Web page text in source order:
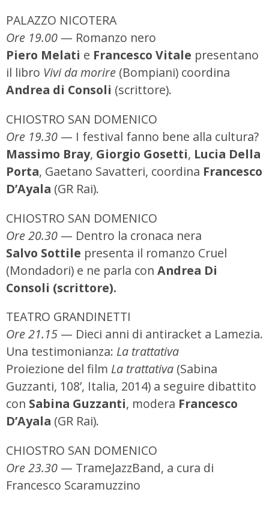
PALAZZO NICOTERA
Ore 19.00 — Romanzo nero
Piero Melati e Francesco Vitale presentano
il libro Vivi da morire (Bompiani) coordina
Andrea di Consoli (scrittore).
CHIOSTRO SAN DOMENICO
Ore 19.30 — I festival fanno bene alla cultura?
Massimo Bray, Giorgio Gosetti, Lucia Della
Porta, Gaetano Savatteri, coordina Francesco
D’Ayala (GR Rai).
CHIOSTRO SAN DOMENICO
Ore 20.30 — Dentro la cronaca nera
Salvo Sottile presenta il romanzo Cruel
(Mondadori) e ne parla con Andrea Di
Consoli (scrittore).
TEATRO GRANDINETTI
Ore 21.15 — Dieci anni di antiracket a Lamezia.
Una testimonianza: La trattativa
Proiezione del film La trattativa (Sabina
Guzzanti, 108’, Italia, 2014) a seguire dibattito
con Sabina Guzzanti, modera Francesco
D’Ayala (GR Rai).
CHIOSTRO SAN DOMENICO
Ore 23.30 — TrameJazzBand, a cura di
Francesco Scaramuzzino